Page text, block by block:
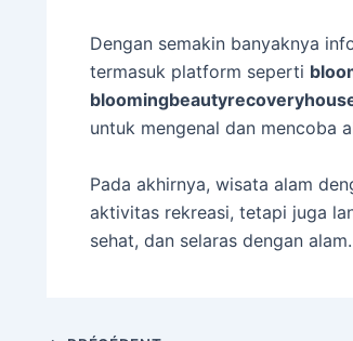
Dengan semakin banyaknya
termasuk platform seperti
untuk mengenal dan mencoba
Pada akhirnya, wisata alam
aktivitas rekreasi, tetapi juga
sehat, dan selaras dengan alam.